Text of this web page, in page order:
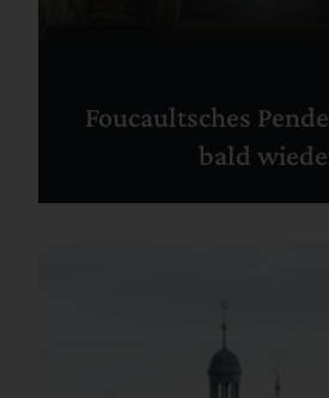
Foucaultsches
bald